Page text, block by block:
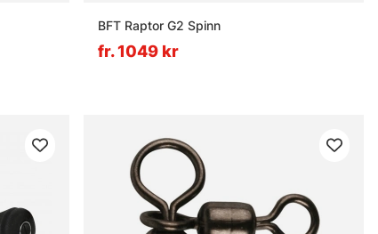
BFT Raptor G2 Spinn
fr. 1049 kr